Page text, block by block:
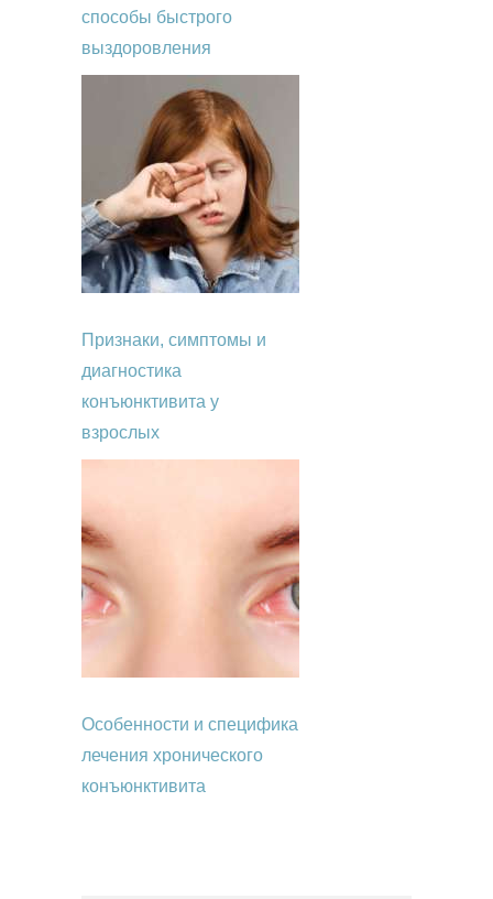
способы быстрого
выздоровления
Признаки, симптомы и
диагностика
конъюнктивита у
взрослых
Особенности и специфика
лечения хронического
конъюнктивита